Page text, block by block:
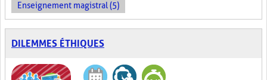
Enseignement magistral (5)
DILEMMES ÉTHIQUES